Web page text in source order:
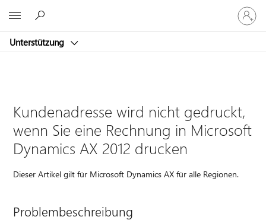
Unterstützung
Bei
Ihrem
Konto
Kundenadresse wird nicht gedruckt,
wenn Sie eine Rechnung in Microsoft
Dynamics AX 2012 drucken
Dieser Artikel gilt für Microsoft Dynamics AX für alle Regionen.
Problembeschreibung